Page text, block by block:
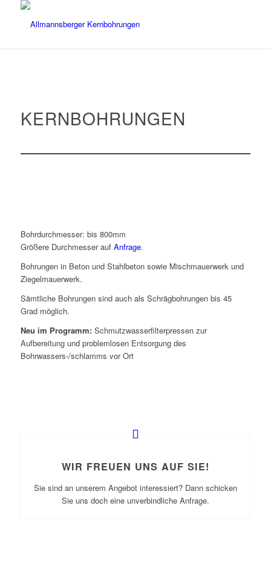
KERNBOHRUNGEN
Bohrdurchmesser: bis 800mm
Größere Durchmesser auf Anfrage.
Bohrungen in Beton und Stahlbeton sowie Mischmauerwerk und
Ziegelmauerwerk.
Sämtliche Bohrungen sind auch als Schrägbohrungen bis 45
Grad möglich.
Neu im Programm: Schmutzwasserfilterpressen zur
Aufbereitung und problemlosen Entsorgung des
Bohrwassers-/schlamms vor Ort
WIR FREUEN UNS AUF SIE!
Sie sind an unserem Angebot interessiert? Dann schicken
Sie uns doch eine unverbindliche Anfrage.